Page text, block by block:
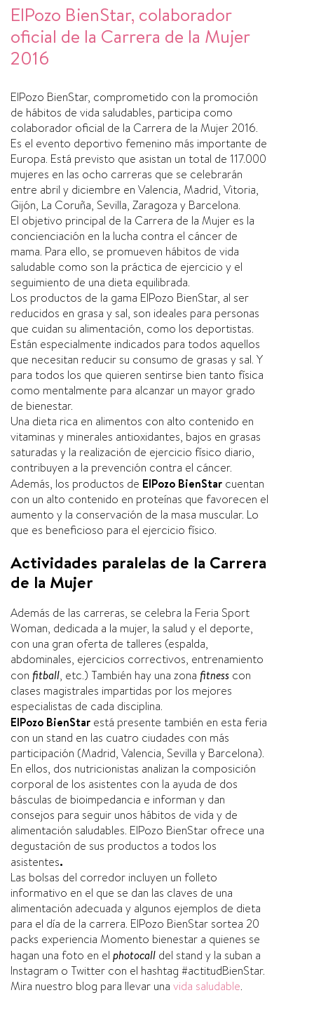
ElPozo BienStar, colaborador
oficial de la Carrera de la Mujer
2016
ElPozo BienStar, comprometido con la promoción
de hábitos de vida saludables, participa como
colaborador oficial de la Carrera de la Mujer 2016.
Es el evento deportivo femenino más importante de
Europa. Está previsto que asistan un total de 117.000
mujeres en las ocho carreras que se celebrarán
entre abril y diciembre en Valencia, Madrid, Vitoria,
Gijón, La Coruña, Sevilla, Zaragoza y Barcelona.
El objetivo principal de la Carrera de la Mujer es la
concienciación en la lucha contra el cáncer de
mama. Para ello, se promueven hábitos de vida
saludable como son la práctica de ejercicio y el
seguimiento de una dieta equilibrada.
Los productos de la gama ElPozo BienStar, al ser
reducidos en grasa y sal, son ideales para personas
que cuidan su alimentación, como los deportistas.
Están especialmente indicados para todos aquellos
que necesitan reducir su consumo de grasas y sal. Y
para todos los que quieren sentirse bien tanto fí­sica
como mentalmente para alcanzar un mayor grado
de bienestar.
Una dieta rica en alimentos con alto contenido en
vitaminas y minerales antioxidantes, bajos en grasas
saturadas y la realización de ejercicio fí­sico diario,
contribuyen a la prevención contra el cáncer.
Además, los productos de ElPozo BienStar cuentan
con un alto contenido en proteí­nas que favorecen el
aumento y la conservación de la masa muscular. Lo
que es beneficioso para el ejercicio fí­sico.
Actividades paralelas de la Carrera
de la Mujer
Además de las carreras, se celebra la Feria Sport
Woman, dedicada a la mujer, la salud y el deporte,
con una gran oferta de talleres (espalda,
abdominales, ejercicios correctivos, entrenamiento
con fitball, etc.) También hay una zona fitness con
clases magistrales impartidas por los mejores
especialistas de cada disciplina.
ElPozo BienStar está presente también en esta feria
con un stand en las cuatro ciudades con más
participación (Madrid, Valencia, Sevilla y Barcelona).
En ellos, dos nutricionistas analizan la composición
corporal de los asistentes con la ayuda de dos
básculas de bioimpedancia e informan y dan
consejos para seguir unos hábitos de vida y de
alimentación saludables. ElPozo BienStar ofrece una
degustación de sus productos a todos los
asistentes.
Las bolsas del corredor incluyen un folleto
informativo en el que se dan las claves de una
alimentación adecuada y algunos ejemplos de dieta
para el dí­a de la carrera. ElPozo BienStar sortea 20
packs experiencia Momento bienestar a quienes se
hagan una foto en el photocall del stand y la suban a
Instagram o Twitter con el hashtag #actitudBienStar.
Mira nuestro blog para llevar una vida saludable.